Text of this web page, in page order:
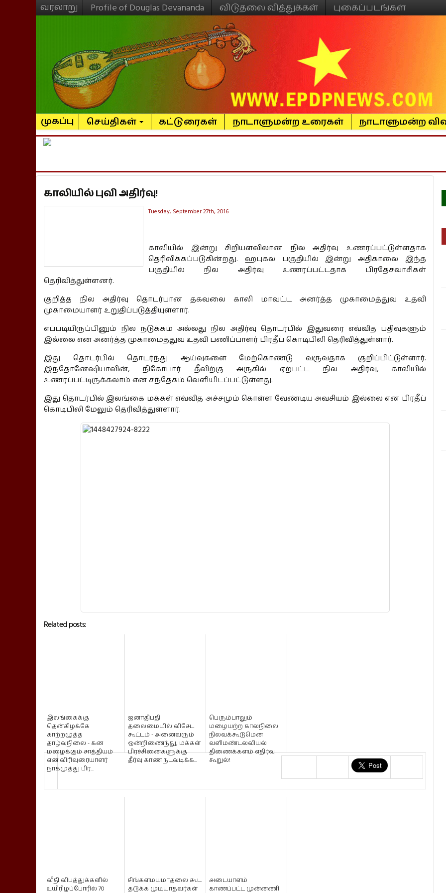
வரலாறு Profile of Douglas Devananda விடுதலை வித்துக்கள் புகைப்படங்கள்
முகப்பு செய்திகள் கட்டுரைகள் நாடாளுமன்ற உரைகள் நாடாளுமன்ற
காலியில் புவி அதிர்வு!
Tuesday, September 27th, 2016
காலியில் இன்று சிறியளவிலான நில அதிர்வு உணரப்பட்டுள்ளதாக
தெரிவிக்கப்படுகின்றது. ஹபுகல பகுதியில் இன்று அதிகாலை இந்த
பகுதியில் நில அதிர்வு உணரப்பட்டதாக பிரதேசவாசிகள்
தெரிவித்துள்ளனர்.
குறித்த நில அதிர்வு தொடர்பான தகவலை காலி மாவட்ட அனர்த்த முகாமைத்துவ உதவி
முகாமையாளர் உறுதிப்படுத்தியுள்ளார்.
எப்படியிருப்பினும் நில நடுக்கம் அல்லது நில அதிர்வு தொடர்பில் இதுவரை எவ்வித பதிவுகளும்
இல்லை என அனர்த்த முகாமைத்துவ உதவி பணிப்பாளர் பிரதீப் கொடிபிலி தெரிவித்துள்ளார்.
இது தொடர்பில் தொடர்ந்து ஆய்வுகளை மேற்கொண்டு வருவதாக குறிப்பிட்டுள்ளார்.
இந்தோனேஷியாவின், நிகோபார் தீவிற்கு அருகில் ஏற்பட்ட நில அதிர்வு, காலியில்
உணரப்பட்டிருக்கலாம் என சந்தேகம் வெளியிடப்பட்டுள்ளது.
இது தொடர்பில் இலங்கை மக்கள் எவ்வித அச்சமும் கொள்ள வேண்டிய அவசியம் இல்லை என பிரதீப்
கொடிபிலி மேலும் தெரிவித்துள்ளார்.
Related posts:
இலங்கைக்கு
தென்கிழக்கே
காற்றழுத்த
தாழ்வுநிலை - கன
மழைக்கும் சாத்தியம்
என விரிவுரையாளர்
நாகமுத்து பிர...
ஜனாதிபதி
தலைமையில் விசேட
கூட்டம் - அனைவரும்
ஒன்றிணைந்து, மக்கள்
பிரச்சினைகளுக்கு
தீர்வு காண நடவடிக்க...
பெரும்பாலும்
மழையற்ற காலநிலை
நிலவக்கூடுமென
வளிமண்டலவியல்
திணைக்களம் எதிர்வு
கூறுல்!
வீதி விபத்துக்களில்
உயிரிழப்போரில் 70
சிங்களமயமாதலை கூட
தடுக்க முடியாதவர்கள்
அடையாளம்
காணப்பட்ட முன்னணி